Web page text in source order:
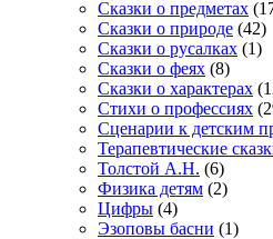
Сказки о предметах
Сказки о природе (42)
Сказки о русалках (1)
Сказки о феях (8)
Сказки о характерах
Стихи о профессиях
Сценарии к детским
Терапевтические
Толстой А.Н. (6)
Физика детям (2)
Цифры (4)
Эзоповы басни (1)